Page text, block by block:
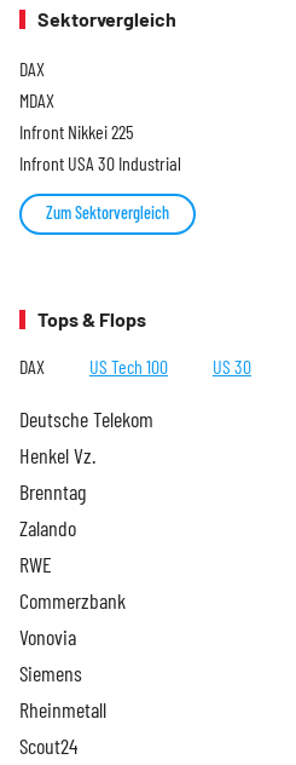
Sektorvergleich
DAX
MDAX
Infront Nikkei 225
Infront USA 30 Industrial
Zum Sektorvergleich
Tops & Flops
DAX US Tech 100 US 30
Deutsche Telekom
Henkel Vz.
Brenntag
Zalando
RWE
Commerzbank
Vonovia
Siemens
Rheinmetall
Scout24